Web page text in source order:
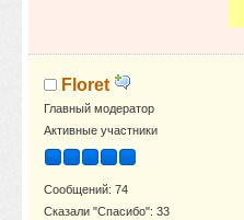
Floret
Главный модератор
Активные участники
Сообщений: 74
Сказали "Спасибо": 33